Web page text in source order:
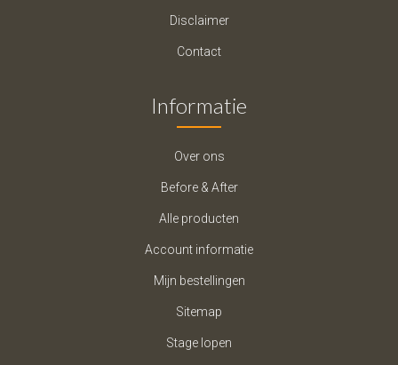
Disclaimer
Contact
Informatie
Over ons
Before & After
Alle producten
Account informatie
Mijn bestellingen
Sitemap
Stage lopen